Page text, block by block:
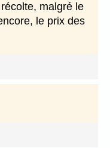
malgré le
le prix des